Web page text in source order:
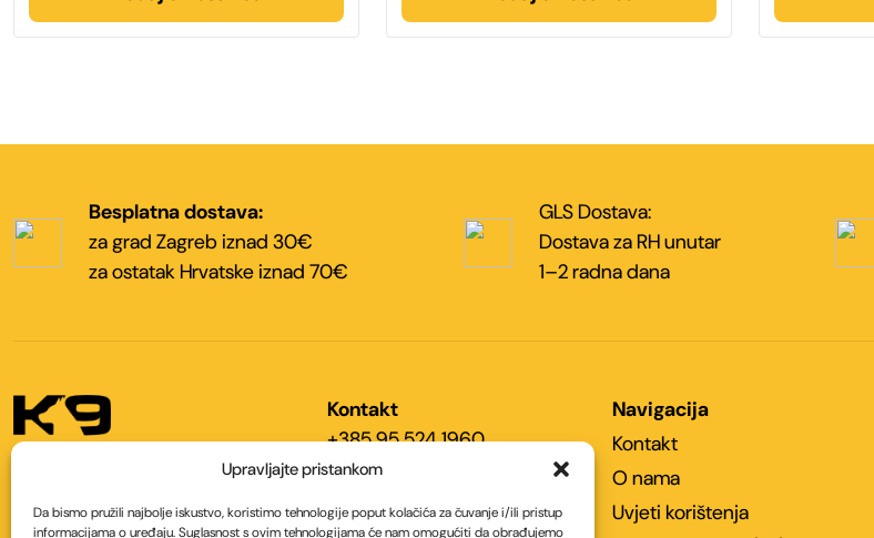
Upravljajte pristankom
Da bismo pružili najbolje iskustvo, koristimo tehnologije poput kolačića za čuvanje i/ili pristup
informacijama o uređaju. Suglasnost s ovim tehnologijama će nam omogućiti da obrađujemo
Besplatna dostava:
za grad Zagreb iznad 30€
za ostatak Hrvatske iznad 70€
GLS Dostava:
Dostava za RH unutar
1–2 radna dana
K9 SHOP Hrvatska
Kontakt
+385 95 524 1960
+385 95 524 1965
Navigacija
Kontakt
O nama
Uvjeti korištenja